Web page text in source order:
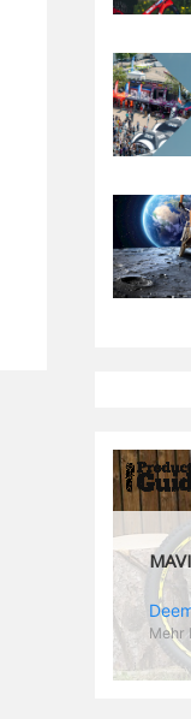
Mehr